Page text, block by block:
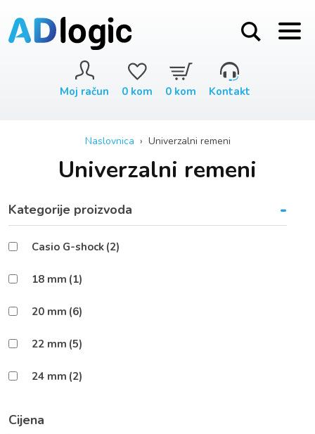
Moj račun 0 kom 0 kom Kontakt
Naslovnica › Univerzalni remeni
Univerzalni remeni
Kategorije proizvoda -
Casio G-shock (2)
18 mm (1)
20 mm (6)
22 mm (5)
24 mm (2)
Cijena